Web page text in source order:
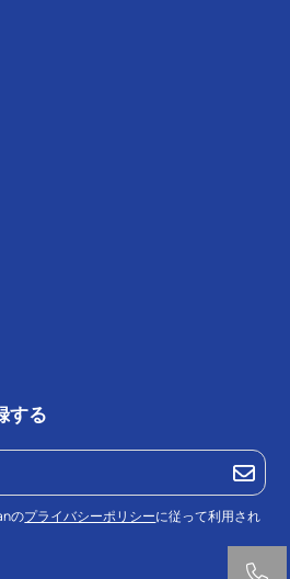
する
のプライバシーポリシーに従って利用され